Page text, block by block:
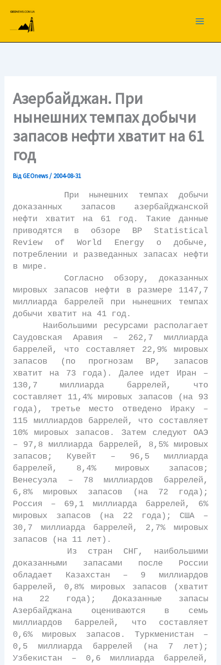
вмісту
Азербайджан. При
нынешних темпах добычи
запасов нефти хватит на 61
год
ВідGEOnews/ 2004-08-31
При нынешних темпах добычи
доказанных запасов азербайджанской
нефти хватит на 61 год. Такие данные
приводятся в обзоре BP Statistical
Review of World Energy о добыче,
потреблении и разведанных запасах нефти
в мире.
Согласно обзору, доказанных
мировых запасов нефти в размере 1147,7
миллиарда баррелей при нынешних темпах
добычи хватит на 41 год.
Наибольшими ресурсами располагает
Саудовская Аравия – 262,7 миллиарда
баррелей, что составляет 22,9% мировых
запасов (по прогнозам BP, запасов
хватит на 73 года). Далее идет Иран –
130,7 миллиарда баррелей, что
составляет 11,4% мировых запасов (на 93
года), третье место отведено Ираку –
115 миллиардов баррелей, что составляет
10% мировых запасов. Затем следуют ОАЭ
– 97,8 миллиарда баррелей, 8,5% мировых
запасов; Кувейт – 96,5 миллиарда
баррелей, 8,4% мировых запасов;
Венесуэла – 78 миллиардов баррелей,
6,8% мировых запасов (на 72 года);
Россия – 69,1 миллиарда баррелей, 6%
мировых запасов (на 22 года); США –
30,7 миллиарда баррелей, 2,7% мировых
запасов (на 11 лет).
Из стран СНГ, наибольшими
доказанными запасами после России
обладает Казахстан – 9 миллиардов
баррелей, 0,8% мировых запасов (хватит
на 22 года); Доказанные запасы
Азербайджана оцениваются в семь
миллиардов баррелей, что составляет
0,6% мировых запасов. Туркменистан –
0,5 миллиарда баррелей (на 7 лет);
Узбекистан – 0,6 миллиарда баррелей,